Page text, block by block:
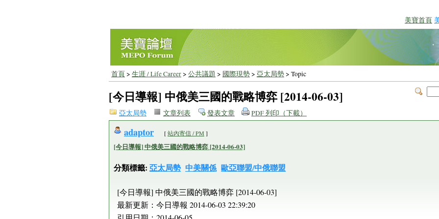
美寶首頁
首頁> 生涯 / Life Career> 公共議題 > 國際現勢> 亞太局勢> Topic
[今日導報] 中俄美三國的戰略博弈 [2014-06-03]
亞太局勢 文章列表 發表文章 PDF 列印（下載）
adaptor [站內寄信 / PM ]
[今日導報] 中俄美三國的戰略博弈 [2014-06-03]
分類標籤: 亞太局勢 中美關係 歐亞聯盟/中俄聯盟
[今日導報] 中俄美三國的戰略博弈 [2014-06-03]
最新更新：今日導報 2014-06-03 22:39:20